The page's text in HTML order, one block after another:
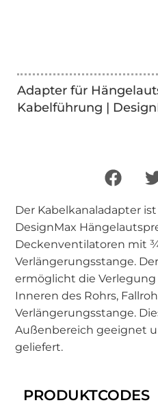
Adapter für
Kabelführung |
Der Kabelkanaladapter
DesignMax
Deckenventilatoren mit
Verlängerungsstange.
ermöglicht die
Inneren des Rohrs,
Verlängerungsstange.
Außenbereich geeignet
geliefert.
PRODUKTCODES